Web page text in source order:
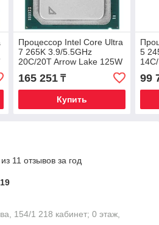
Процессор Intel Core Ultra
7 265K 3.9/5.5GHz
20C/20T Arrow Lake 125W
FCLGA1851 TRAY
165 251₸
Купить
5
99
11 отзывов за год
154/1​ 218 кабинет; 0 этаж,